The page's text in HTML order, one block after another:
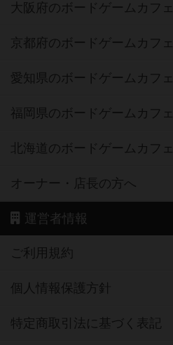
大阪府のボードゲームカフェ
京都府のボードゲームカフェ
愛知県のボードゲームカフェ
福岡県のボードゲームカフェ
北海道のボードゲームカフェ
オーナー・店長の方へ
運営者情報
ご利用規約
個人情報保護方針
特定商取引法に基づく表記